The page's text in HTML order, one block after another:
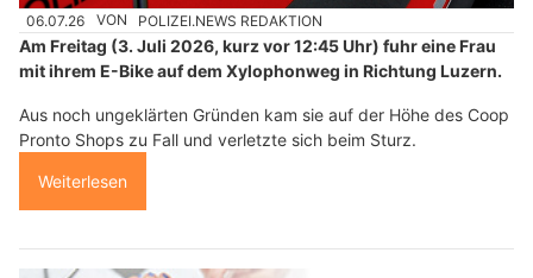
06.07.26 VON POLIZEI.NEWS REDAKTION
Am Freitag (3. Juli 2026, kurz vor 12:45 Uhr) fuhr eine Frau
mit ihrem E-Bike auf dem Xylophonweg in Richtung Luzern.
Aus noch ungeklärten Gründen kam sie auf der Höhe des Coop
Pronto Shops zu Fall und verletzte sich beim Sturz.
Weiterlesen